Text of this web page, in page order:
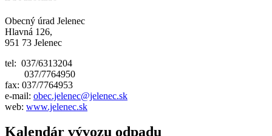
Obecný úrad Jelenec
Hlavná 126,
951 73 Jelenec
tel: 037/6313204
037/7764950
fax: 037/7764953
e-mail: obec.jelenec@jelenec.sk
web: www.jelenec.sk
Kalendár vývozu odpadu